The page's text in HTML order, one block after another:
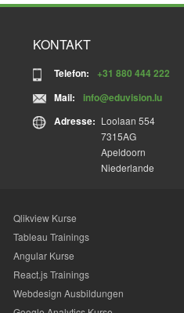
KONTAKT
Telefon:
+31 880 444 222
Mail:
info@eduvision.lu
Adresse: Loolaan 554
7315AG
Apeldoorn
Niederlande
Qlikview Kurse
Tableau Trainings
Angular Kurse
React.js Trainings
Webdesign Ausbildungen